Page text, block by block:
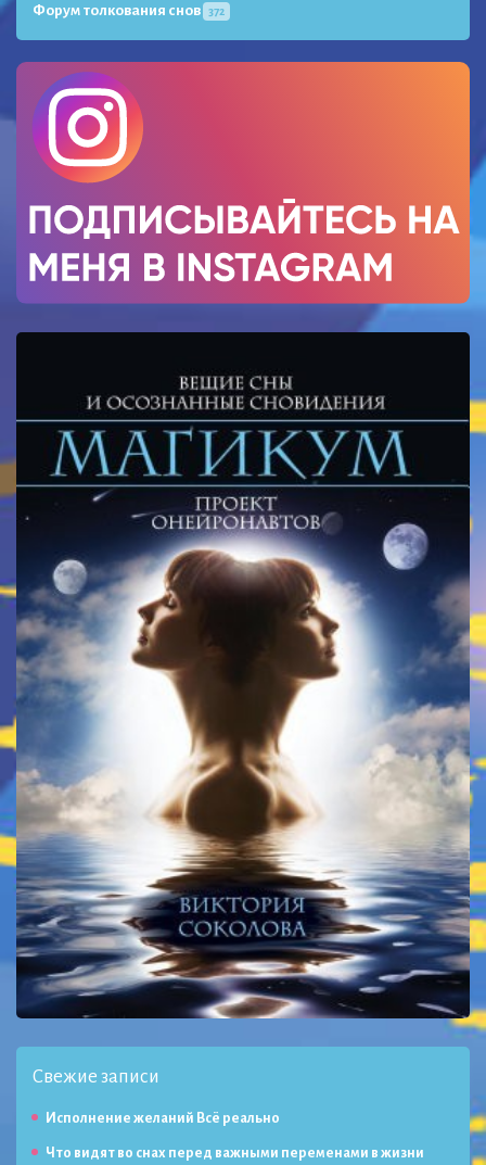
Форум толкования снов 372
Свежие записи
Исполнение желаний Всё реально
Что видят во снах перед важными переменами в жизни